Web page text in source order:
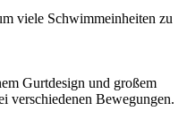
viele Schwimmeinheiten zu
Gurtdesign und großem
verschiedenen Bewegungen.